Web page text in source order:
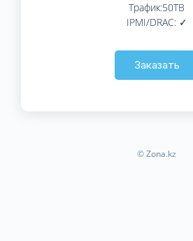
Трафик:50TB
IPMI/DRAC: ✓
Заказать
© Zona.kz